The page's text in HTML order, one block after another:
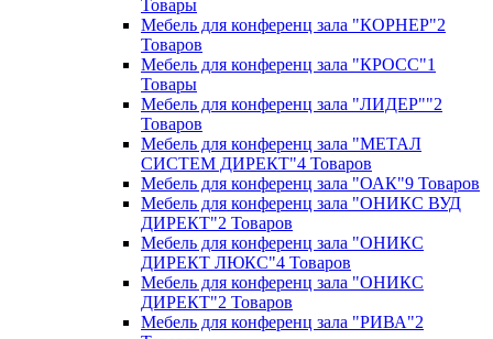
Товары
Мебель для конференц зала "КОРНЕР"2
Товаров
Мебель для конференц зала "КРОСС"1
Товары
Мебель для конференц зала "ЛИДЕР""2
Товаров
Мебель для конференц зала "МЕТАЛ
СИСТЕМ ДИРЕКТ"4 Товаров
Мебель для конференц зала "ОАК"9 Товаров
Мебель для конференц зала "ОНИКС ВУД
ДИРЕКТ"2 Товаров
Мебель для конференц зала "ОНИКС
ДИРЕКТ ЛЮКС"4 Товаров
Мебель для конференц зала "ОНИКС
ДИРЕКТ"2 Товаров
Мебель для конференц зала "РИВА"2